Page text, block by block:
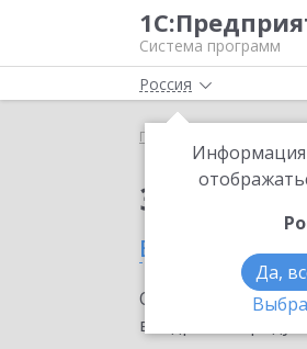
Система программ
Россия
Информация
Да,
Главная
Заказать
в
Ознакомьтесь с
внедрение